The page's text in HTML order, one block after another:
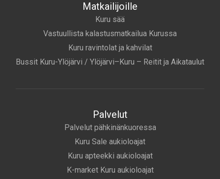
Matkailijoille
Kuru sää
Vastuullista kalastusmatkailua Kurussa
Kuru ravintolat ja kahvilat
Bussit Kuru-Ylöjärvi / Ylöjärvi–Kuru – Reitit ja Aikataulut
Palvelut
Palvelut pähkinänkuoressa
Kuru Sale aukioloajat
Kuru apteekki aukioloajat
K-market Kuru aukioloajat